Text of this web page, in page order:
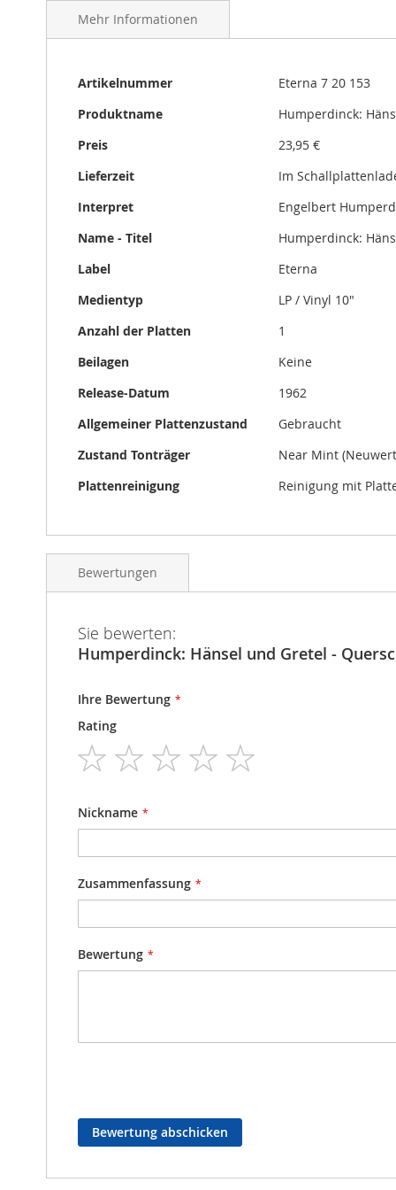
galleryMehr Informationen
Mehr
Artikelnummer
Eterna 7 20 153
Produktname
Humperdinck:
Preis
23,95 €
Lieferzeit
Im
Interpret
Engelbert
Name - Titel
Humperdinck:
Label
Eterna
Medientyp
LP / Vinyl 10"
Anzahl der Platten
1
Beilagen
Keine
Release-Datum
1962
Allgemeiner Plattenzustand
Gebraucht
Zustand Tonträger
Near Mint
Plattenreinigung
Reinigung mit
Bewertungen
Sie bewerten:
Humperdinck: Hänsel und Gretel -
Ihre Bewertung
Rating
1
star
2
stars
3
stars
4
stars
Nickname
Zusammenfassung
Bewertung
Bewertung abschicken